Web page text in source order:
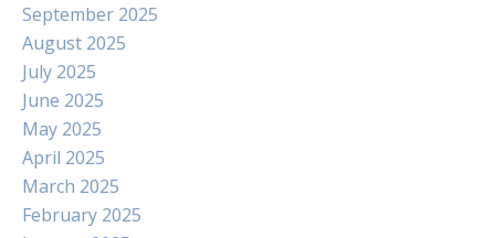
September 2025
August 2025
July 2025
June 2025
May 2025
April 2025
March 2025
February 2025